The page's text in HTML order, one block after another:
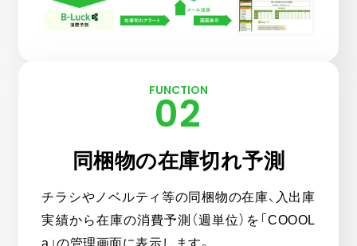
FUNCTION
02
同梱物の在庫切れ予測
チラシやノベルティ等の同梱物の在庫、入出庫
実績から在庫の消費予測（週単位）を「COOOL
a」の管理画面に表示します。